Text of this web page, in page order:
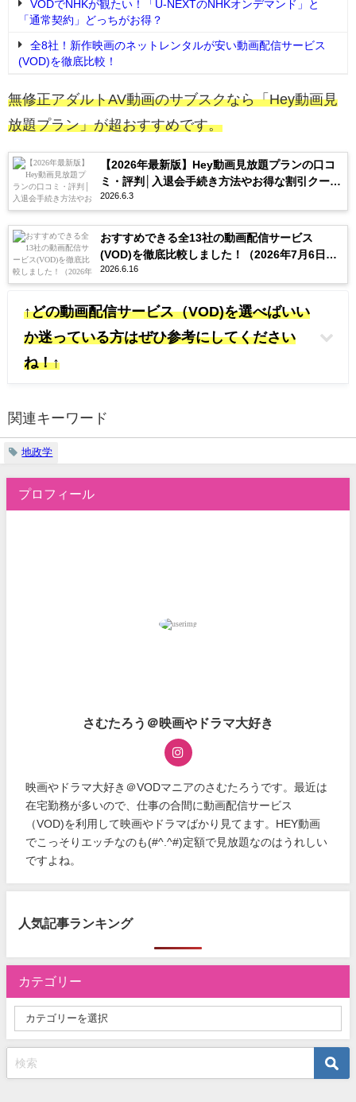
VODでNHKが観たい！「U-NEXTのNHKオンデマンド」と
「通常契約」どっちがお得？
全8社！新作映画のネットレンタルが安い動画配信サービス
(VOD)を徹底比較！
無修正アダルトAV動画のサブスクなら「Hey動画見
放題プラン」が超おすすめです。
【2026年最新版】Hey動画見放題プランの口コ
ミ・評判│入退会手続き方法やお得な割引クーポ
ンを紹介
2026.6.3
おすすめできる全13社の動画配信サービス
(VOD)を徹底比較しました！（2026年7月6日更
新）
2026.6.16
↑どの動画配信サービス（VOD)を選べばいい
か迷っている方はぜひ参考にしてください
ね！↑
関連キーワード
地政学
プロフィール
さむたろう＠映画やドラマ大好き
映画やドラマ大好き＠VODマニアのさむたろうです。最近は
在宅勤務が多いので、仕事の合間に動画配信サービス
（VOD)を利用して映画やドラマばかり見てます。HEY動画
でこっそりエッチなのも(#^.^#)定額で見放題なのはうれしい
ですよね。
人気記事ランキング
カテゴリー